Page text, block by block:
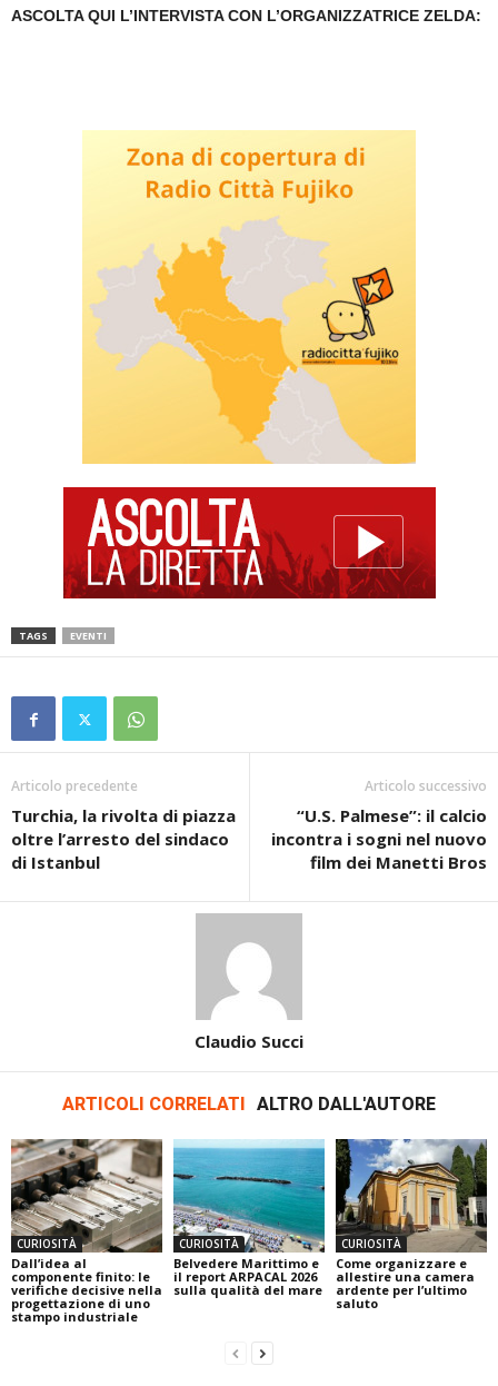
ASCOLTA QUI L’INTERVISTA CON L’ORGANIZZATRICE ZELDA:
TAGS EVENTI
Articolo precedente
Turchia, la rivolta di piazza
oltre l’arresto del sindaco
di Istanbul
Articolo successivo
“U.S. Palmese”: il calcio
incontra i sogni nel nuovo
film dei Manetti Bros
Claudio Succi
ARTICOLI CORRELATI ALTRO DALL'AUTORE
CURIOSITÀ
Dall’idea al
componente finito: le
verifiche decisive nella
progettazione di uno
stampo industriale
CURIOSITÀ
Belvedere Marittimo e
il report ARPACAL 2026
sulla qualità del mare
CURIOSITÀ
Come organizzare e
allestire una camera
ardente per l’ultimo
saluto